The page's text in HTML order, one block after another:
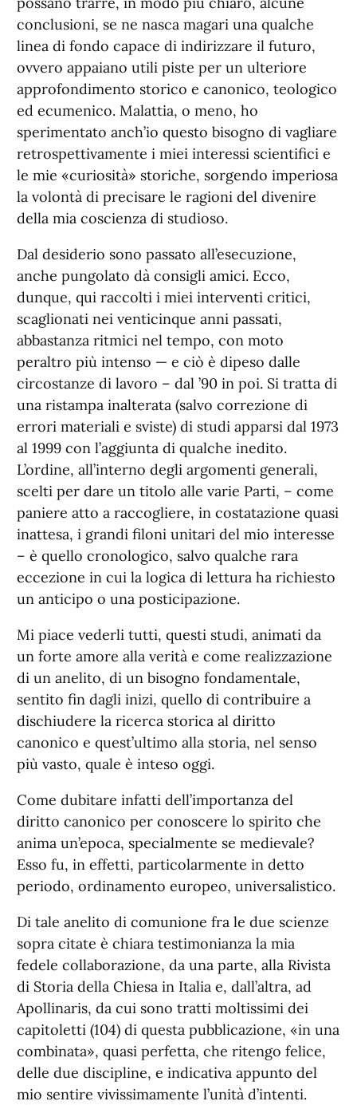
conclusioni, se ne nasca magari una qualche
linea di fondo capace di indirizzare il futuro,
ovvero appaiano utili piste per un ulteriore
approfondimento storico e canonico, teologico
ed ecumenico. Malattia, o meno, ho
sperimentato anch’io questo bisogno di vagliare
retrospettivamente i miei interessi scientifici e
le mie «curiosità» storiche, sorgendo imperiosa
la volontà di precisare le ragioni del divenire
della mia coscienza di studioso.
Dal desiderio sono passato all’esecuzione,
anche pungolato dà consigli amici. Ecco,
dunque, qui raccolti i miei interventi critici,
scaglionati nei venticinque anni passati,
abbastanza ritmici nel tempo, con moto
peraltro più intenso — e ciò è dipeso dalle
circostanze di lavoro – dal ’90 in poi. Si tratta di
una ristampa inalterata (salvo correzione di
errori materiali e sviste) di studi apparsi dal 1973
al 1999 con l’aggiunta di qualche inedito.
L’ordine, all’interno degli argomenti generali,
scelti per dare un titolo alle varie Parti, – come
paniere atto a raccogliere, in costatazione quasi
inattesa, i grandi filoni unitari del mio interesse
– è quello cronologico, salvo qualche rara
eccezione in cui la logica di lettura ha richiesto
un anticipo o una posticipazione.
Mi piace vederli tutti, questi studi, animati da
un forte amore alla verità e come realizzazione
di un anelito, di un bisogno fondamentale,
sentito fin dagli inizi, quello di contribuire a
dischiudere la ricerca storica al diritto
canonico e quest’ultimo alla storia, nel senso
più vasto, quale è inteso oggi.
Come dubitare infatti dell’importanza del
diritto canonico per conoscere lo spirito che
anima un’epoca, specialmente se medievale?
Esso fu, in effetti, particolarmente in detto
periodo, ordinamento europeo, universalistico.
Di tale anelito di comunione fra le due scienze
sopra citate è chiara testimonianza la mia
fedele collaborazione, da una parte, alla Rivista
di Storia della Chiesa in Italia e, dall’altra, ad
Apollinaris, da cui sono tratti moltissimi dei
capitoletti (104) di questa pubblicazione, «in una
combinata», quasi perfetta, che ritengo felice,
delle due discipline, e indicativa appunto del
mio sentire vivissimamente l’unità d’intenti.